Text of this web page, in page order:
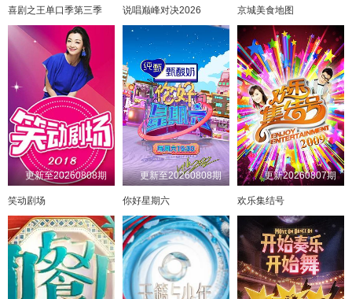
20250219 20250220 20250224 20250225
20250226 20250227 20250228 20250303
20250304 20250305 20250307 20250310
20250311 20250312 20250313 20250318
20250319 20250320 20250324 20250325
20250327 20250328 20250331 20250401
20250402 20250403 20250404 20250407
20250408 20250409 20250410 20250411
20250414 20250415 20250416 20250417
20250418 20250421 20250422 20250423
20260731 20260801 20260802 20260803
20260804 20260805 20260806 20260807
20260808
20241011 20241014 20241015 20241017
20241021 20241022 20241023 20241024
20241025 20241028 20241030 20241031
20241101 20241104 20241105 20241106
20241107 20241108 20241111 20241112
20241113 20241114 20241115 20241118
20241119 20241120 20241121 20241122
20241125 20241126 20241127 20241128
20241129 20241202 20241203 20241204
20241205 20241206 20241207 20241209
20240822 20240823 20240824 20240825
20240826 20240827 20240828 20240829
20240831 20240902 20240903 20240904
20240905 20240906 20240909 20240910
20240911 20240912 20240914 20240916
20240917 20240918 20240919 20240920
20240923 20240924 20240926 20240927
20240930 20241002 20241003 20241004
20241008 20241011 20241014 20241015
20241017 20241021 20241022 20241023
20240628 20240702 20240703 20240704
20240705 20240708 20240709 20240710
20240711 20240712 20240715 20240716
20240718 20240719 20240722 20240723
20240724 20240725 20240726 20240727
20240729 20240730 20240731 20240801
20240802 20240804 20240805 20240806
20240807 20240808 20240809 20240810
20240812 20240813 20240814 20240815
20240816 20240817 20240818 20240819
20240429 20240430 20240501 20240502
20240503 20240506 20240507 20240508
20240509 20245010 20240513 20240514
20240515 20240516 20240517 20240520
20240522 20240523 20240525 20240527
20240528 20240529 20240531 20240603
20240604 20240605 20240606 20240607
20240610 20240611 20240612 20240613
20240614 20240617 20240618 20240619
20240620 20240624 20240625 20240626
喜剧之王单口季第三季 说唱巅峰对决2026 京城美食地图
更新至20260808期
笑动剧场
更新至20260808期
你好星期六
更新20260807期
欢乐集结号